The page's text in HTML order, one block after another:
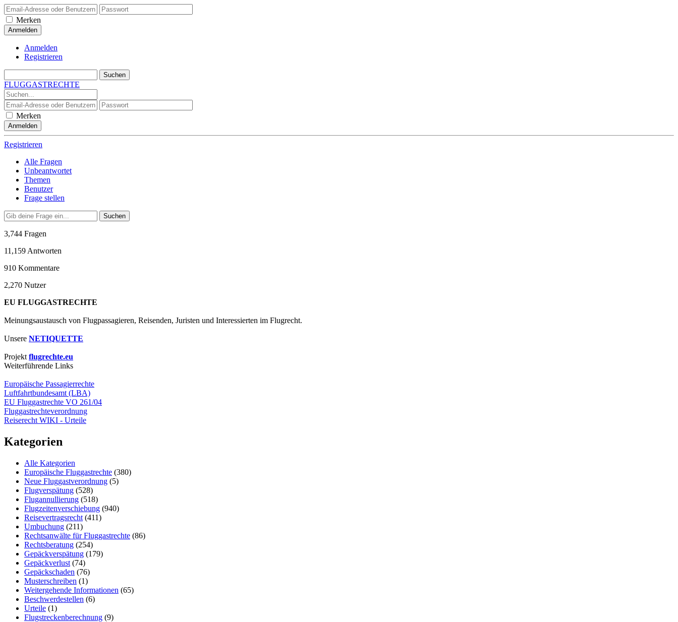
Merken
Anmelden
Registrieren
FLUGGASTRECHTE
Merken
Registrieren
Alle Fragen
Unbeantwortet
Themen
Benutzer
Frage stellen
Suchen
3,744 Fragen
11,159 Antworten
910 Kommentare
2,270 Nutzer
EU FLUGGASTRECHTE
Meinungsaustausch von Flugpassagieren, Reisenden, Juristen und Interessierten im Flugrecht.
Unsere NETIQUETTE
Projekt flugrechte.eu
Weiterführende Links
Europäische Passagierrechte
Luftfahrtbundesamt (LBA)
EU Fluggastrechte VO 261/04
Fluggastrechteverordnung
Reiserecht WIKI - Urteile
Kategorien
Alle Kategorien
Europäische Fluggastrechte (380)
Neue Fluggastverordnung (5)
Flugverspätung (528)
Flugannullierung (518)
Flugzeitenverschiebung (940)
Reisevertragsrecht (411)
Umbuchung (211)
Rechtsanwälte für Fluggastrechte (86)
Rechtsberatung (254)
Gepäckverspätung (179)
Gepäckverlust (74)
Gepäckschaden (76)
Musterschreiben (1)
Weitergehende Informationen (65)
Beschwerdestellen (6)
Urteile (1)
Flugstreckenberechnung (9)